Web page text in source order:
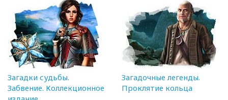
Загадки судьбы.
Забвение. Коллекционное
Загадочные легенды.
Проклятие кольца